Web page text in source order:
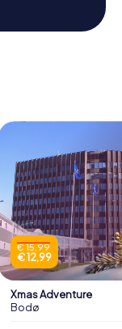
€ 15,99
€ 12,99
Xmas Adventure
Bodø